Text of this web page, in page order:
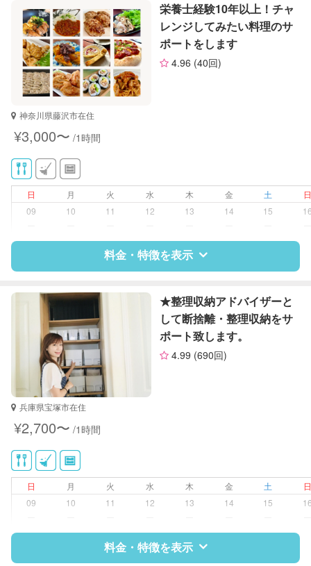
サポートの特徴
資格
管理栄養士
栄養士
栄養士経験10年以上！チャ
レンジしてみたい料理のサ
ポートをします
4.96 (40回)
神奈川県藤沢市在住
¥3,000〜 /1時間
日 月 火 水 木 金 土
09
10 11 12 13 14 15
料金・特徴を表示
特徴 料金 レビュー
サポートの特徴
対応可能/特徴
近隣買い物
★整理収納アドバイザーと
して断捨離・整理収納をサ
ポート致します。
4.99 (690回)
兵庫県宝塚市在住
¥2,700〜 /1時間
日 月 火 水 木 金 土
09
10 11 12 13 14 15
料金・特徴を表示